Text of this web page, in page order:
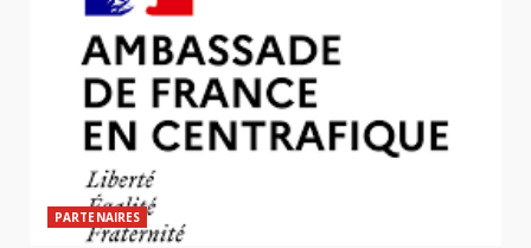
PARTENAIRES